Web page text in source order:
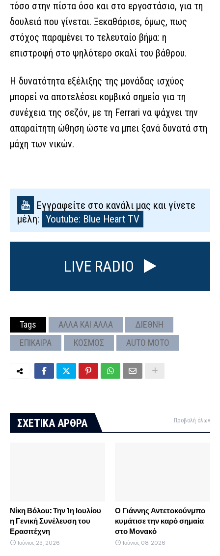
τόσο στην πίστα όσο και στο εργοστάσιο, για τη
δουλειά που γίνεται. Ξεκαθάρισε, όμως, πως
στόχος παραμένει το τελευταίο βήμα: η
επιστροφή στο ψηλότερο σκαλί του βάθρου.
Η δυνατότητα εξέλιξης της μονάδας ισχύος
μπορεί να αποτελέσει κομβικό σημείο για τη
συνέχεια της σεζόν, με τη Ferrari να ψάχνει την
απαραίτητη ώθηση ώστε να μπει ξανά δυνατά στη
μάχη των νικών.
Εγγραφείτε στο κανάλι μας και γίνετε
μέλη:
Youtube: Blue Heart TV
LIVE RADIO
Tags ΑΛΛΑ ΚΑΙ ΑΛΛΑ
ΔΙΕΘΝΗ
ΕΠΙΚΑΙΡΑ
ΚΟΣΜΟΣ AUTO MOTO
ΣΧΕΤΙΚΑ ΑΡΘΡΑ Προβολή όλων
Νίκη Βόλου: Την 1η Ιουλίου
η Γενική Συνέλευση του
Ερασιτέχνη
Ιούνιος 23, 2026
Ο Γιάννης Αντετοκούνμπο
κυμάτισε την καρό σημαία
στο Μονακό
Ιούνιος 08, 2026